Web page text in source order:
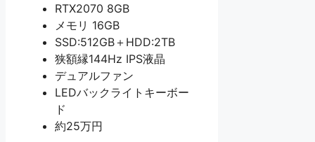
RTX2070 8GB
メモリ 16GB
SSD:512GB＋HDD:2TB
狭額縁144Hz IPS液晶
デュアルファン
LEDバックライトキーボー
ド
約25万円